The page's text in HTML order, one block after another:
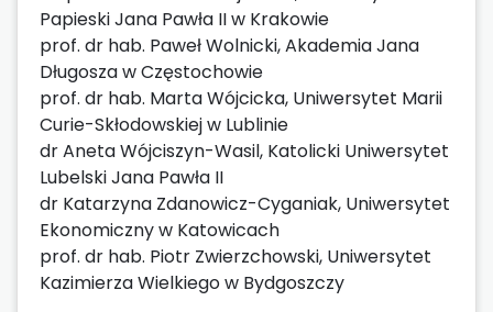
Papieski Jana Pawła II w Krakowie
prof. dr hab. Paweł Wolnicki, Akademia Jana
Długosza w Częstochowie
prof. dr hab. Marta Wójcicka, Uniwersytet Marii
Curie-Skłodowskiej w Lublinie
dr Aneta Wójciszyn-Wasil, Katolicki Uniwersytet
Lubelski Jana Pawła II
dr Katarzyna Zdanowicz-Cyganiak, Uniwersytet
Ekonomiczny w Katowicach
prof. dr hab. Piotr Zwierzchowski, Uniwersytet
Kazimierza Wielkiego w Bydgoszczy